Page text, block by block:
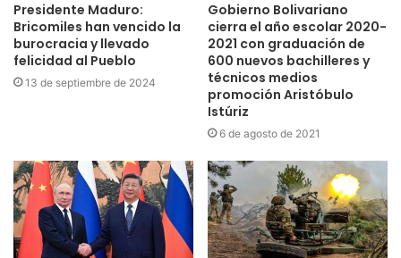
Presidente Maduro:
Bricomiles han vencido la
burocracia y llevado
felicidad al Pueblo
13 de septiembre de 2024
Gobierno Bolivariano
cierra el año escolar 2020-
2021 con graduación de
600 nuevos bachilleres y
técnicos medios
promoción Aristóbulo
Istúriz
6 de agosto de 2021